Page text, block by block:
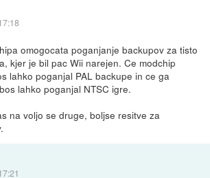
omogocata poganjanje backupov za tisto
kjer je bil pac Wii narejen. Ce modchip
lahko poganjal PAL backupe in ce ga
lahko poganjal NTSC igre.
na voljo se druge, boljse resitve za